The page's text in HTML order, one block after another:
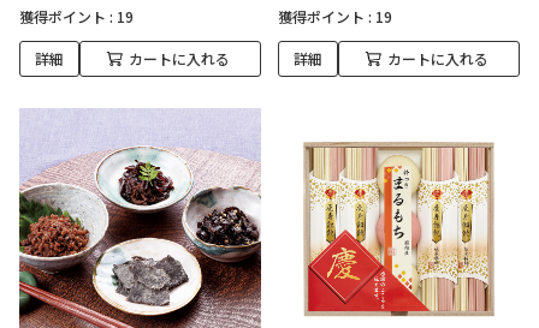
獲得ポイント : 19
詳細 カートに入れる
獲得ポイント : 19
詳細 カートに入れる